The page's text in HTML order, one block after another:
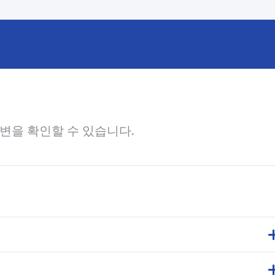
을 확인할 수 있습니다.